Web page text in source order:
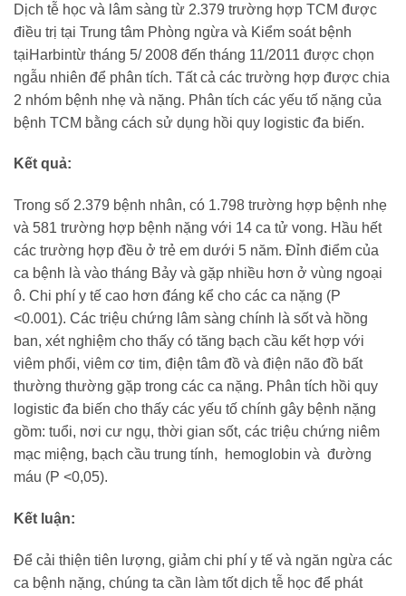
Dịch tễ học và lâm sàng từ 2.379 trường hợp TCM được
điều trị tại Trung tâm Phòng ngừa và Kiểm soát bệnh
tạiHarbintừ tháng 5/ 2008 đến tháng 11/2011 được chọn
ngẫu nhiên để phân tích. Tất cả các trường hợp được chia
2 nhóm bệnh nhẹ và nặng. Phân tích các yếu tố nặng của
bệnh TCM bằng cách sử dụng hồi quy logistic đa biến.
Kết quả:
Trong số 2.379 bệnh nhân, có 1.798 trường hợp bệnh nhẹ
và 581 trường hợp bệnh nặng với 14 ca tử vong. Hầu hết
các trường hợp đều ở trẻ em dưới 5 năm. Đỉnh điểm của
ca bệnh là vào tháng Bảy và gặp nhiều hơn ở vùng ngoại
ô. Chi phí y tế cao hơn đáng kể cho các ca nặng (P
<0.001). Các triệu chứng lâm sàng chính là sốt và hồng
ban, xét nghiệm cho thấy có tăng bạch cầu kết hợp với
viêm phổi, viêm cơ tim, điện tâm đồ và điện não đồ bất
thường thường gặp trong các ca nặng. Phân tích hồi quy
logistic đa biến cho thấy các yếu tố chính gây bệnh nặng
gồm: tuổi, nơi cư ngụ, thời gian sốt, các triệu chứng niêm
mạc miệng, bạch cầu trung tính, hemoglobin và đường
máu (P <0,05).
Kết luận:
Để cải thiện tiên lượng, giảm chi phí y tế và ngăn ngừa các
ca bệnh nặng, chúng ta cần làm tốt dịch tễ học để phát